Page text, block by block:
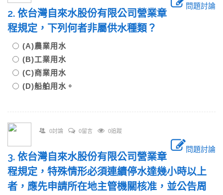
問題討論
2. 依台灣自來水股份有限公司營業章
程規定，下列何者非屬供水種類？
(A)農業用水
(B)工業用水
(C)商業用水
(D)船舶用水。
0討論 0留言 0追蹤
問題討論
3. 依台灣自來水股份有限公司營業章
程規定，特殊情形必須連續停水達幾小時以上
者，應先申請所在地主管機關核准，並公告周